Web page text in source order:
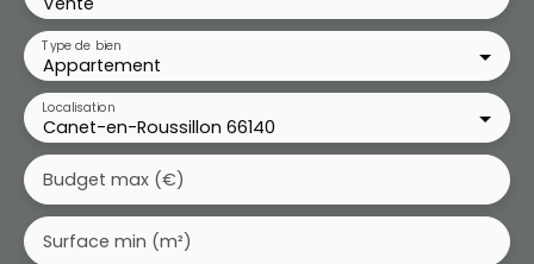
Appartement
Type de bien
Canet-en-Roussillon 66140
Localisation
Budget max (€)
Surface min (m²)